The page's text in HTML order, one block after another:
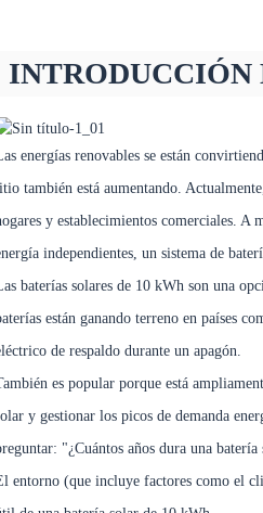
INTRODUCCIÓN
energías renovables se están
también está aumentando.
y establecimientos comerciales. A
independientes, un sistema de
baterías solares de 10 kWh son una
están ganando terreno en países
de respaldo durante un apagón.
es popular porque está
y gestionar los picos de demanda
"¿Cuántos años dura una batería
entorno (que incluye factores como el